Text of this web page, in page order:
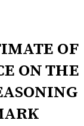
of
on the